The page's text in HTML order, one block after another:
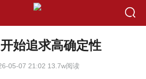
始追求高确定性
05-07 21:02 13.7w阅读